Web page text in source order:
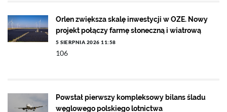
Orlen zwiększa skalę inwestycji w OZE. Nowy
projekt połączy farmę słoneczną i wiatrową
5 SIERPNIA 2026 11:58
106
Powstał pierwszy kompleksowy bilans śladu
węglowego polskiego lotnictwa